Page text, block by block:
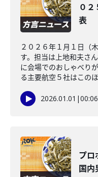
０
表
２０２６年１月１日（
す。担当は上地和夫さ
に会場でのおしゃべり
る主要航空５社はこの
2026.01.01 |
プロ
国内